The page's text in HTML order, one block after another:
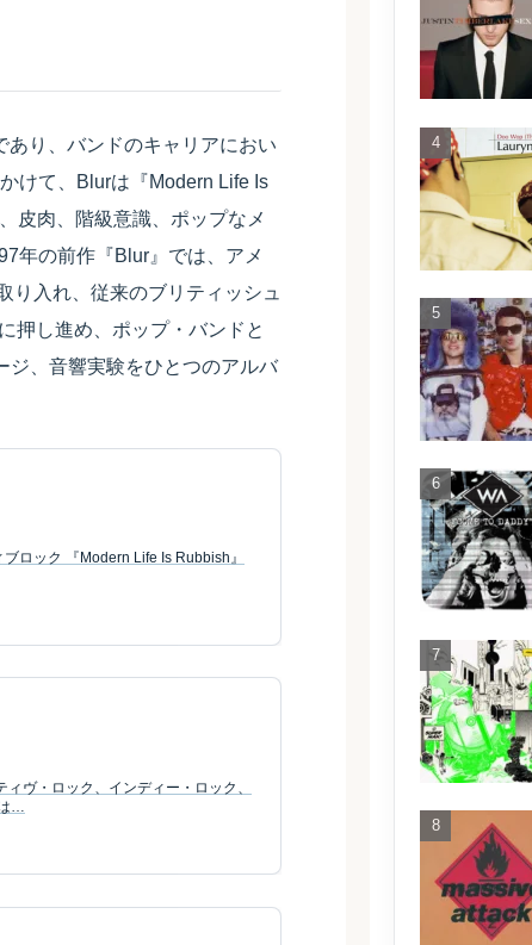
り、バンドのキャリアにおい
けて、Blurは『Modern Life Is
皮肉、階級意識、ポップなメ
年の前作『Blur』では、アメ
り入れ、従来のブリティッシュ
押し進め、ポップ・バンドと
ジ、音響実験をひとつのアルバ
ロック 『Modern Life Is Rubbish』
ヴ・ロック、インディー・ロック、
…